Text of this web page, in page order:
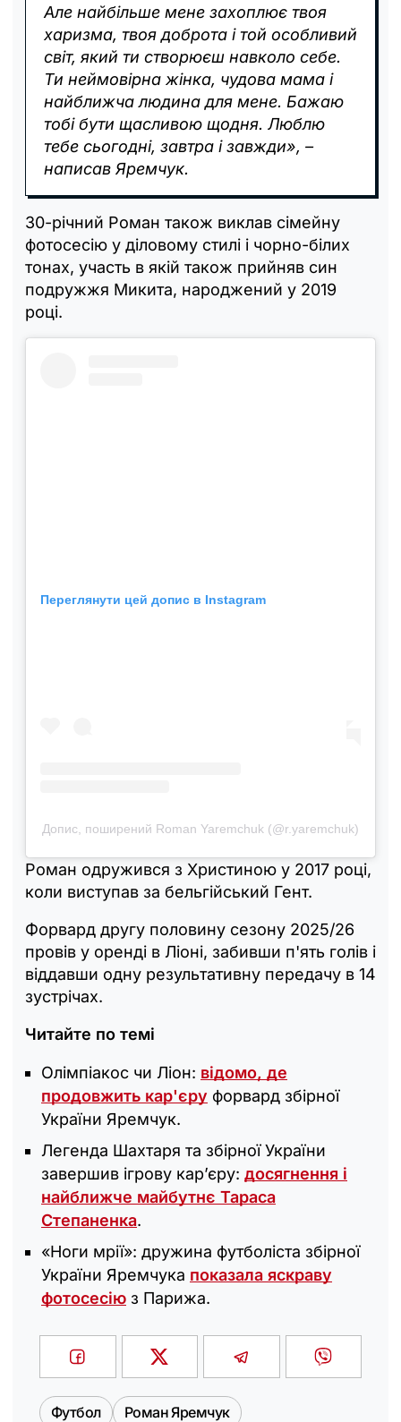
Але найбільше мене захоплює твоя
харизма, твоя доброта і той особливий
світ, який ти створюєш навколо себе.
Ти неймовірна жінка, чудова мама і
найближча людина для мене. Бажаю
тобі бути щасливою щодня. Люблю
тебе сьогодні, завтра і завжди», –
написав Яремчук.
30-річний Роман також виклав сімейну
фотосесію у діловому стилі і чорно-білих
тонах, участь в якій також прийняв син
подружжя Микита, народжений у 2019
році.
Переглянути цей допис в Instagram
Допис, поширений Roman Yaremchuk (@r.yaremchuk)
Роман одружився з Христиною у 2017 році,
коли виступав за бельгійський Гент.
Форвард другу половину сезону 2025/26
провів у оренді в Ліоні, забивши п'ять голів і
віддавши одну результативну передачу в 14
зустрічах.
Читайте по темі
Олімпіакос чи Ліон: відомо, де
продовжить кар'єру форвард збірної
України Яремчук.
Легенда Шахтаря та збірної України
завершив ігрову кар’єру: досягнення і
найближче майбутнє Тараса
Степаненка.
«Ноги мрії»: дружина футболіста збірної
України Яремчука показала яскраву
фотосесію з Парижа.
Футбол Роман Яремчук